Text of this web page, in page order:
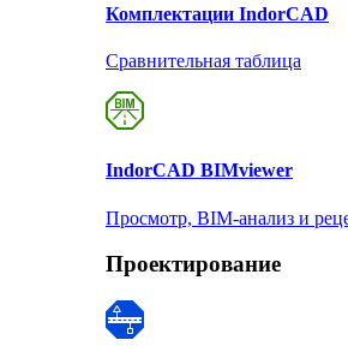
Комплектации IndorCAD
Сравнительная таблица
IndorCAD BIMviewer
Просмотр, BIM-анализ и
Проектирование